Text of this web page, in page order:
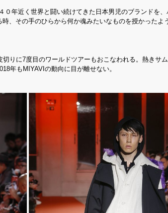
年近く世界と闘い続けてきた日本男児のブランドを
、その手のひらから何か魂みたいなものを授かったよ
りに7度目のワールドツアーもおこなわれる。熱きサ
年もMIYAVIの動向に目が離せない。